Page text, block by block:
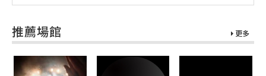
推薦場館 更多